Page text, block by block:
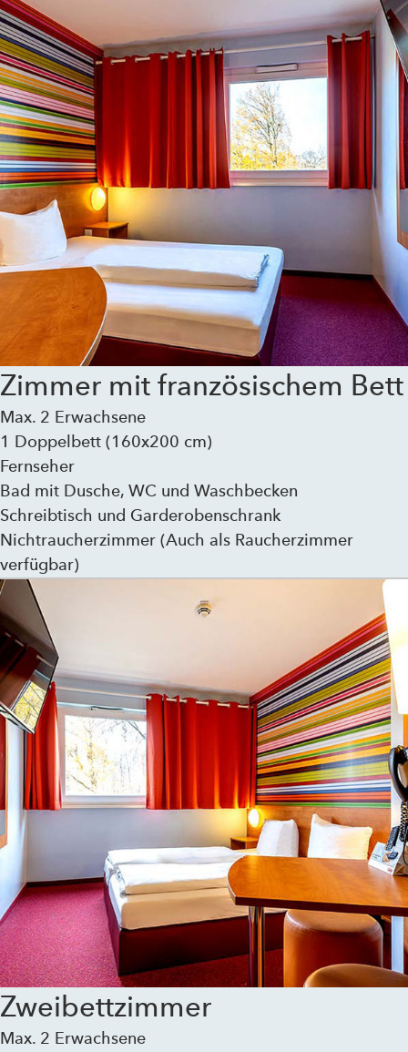
Zimmer mit französischem Bett
Max. 2 Erwachsene
1 Doppelbett (160x200 cm)
Fernseher
Bad mit Dusche, WC und Waschbecken
Schreibtisch und Garderobenschrank
Nichtraucherzimmer (Auch als Raucherzimmer
verfügbar)
Zweibettzimmer
Max. 2 Erwachsene